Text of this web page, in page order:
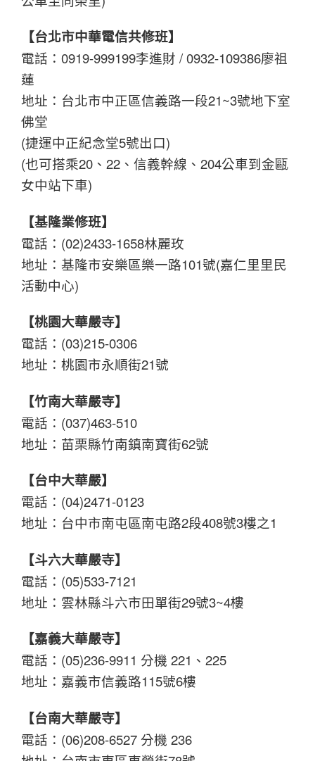
【台北市中華電信共修班】
電話：0919-999199李進財 / 0932-109386廖祖
蓮
地址：台北市中正區信義路一段21~3號地下室
佛堂
(捷運中正紀念堂5號出口)
(也可搭乘20、22、信義幹線、204公車到金甌
女中站下車)
【基隆業修班】
電話：(02)2433-1658林麗玫
地址：基隆市安樂區樂一路101號(嘉仁里里民
活動中心)
【桃園大華嚴寺】
電話：(03)215-0306
地址：桃園市永順街21號
【竹南大華嚴寺】
電話：(037)463-510
地址：苗栗縣竹南鎮南寶街62號
【台中大華嚴】
電話：(04)2471-0123
地址：台中市南屯區南屯路2段408號3樓之1
【斗六大華嚴寺】
電話：(05)533-7121
地址：雲林縣斗六市田單街29號3~4樓
【嘉義大華嚴寺】
電話：(05)236-9911 分機 221、225
地址：嘉義市信義路115號6樓
【台南大華嚴寺】
電話：(06)208-6527 分機 236